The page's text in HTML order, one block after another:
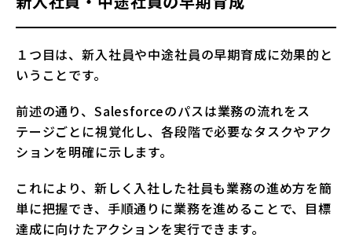
１つ目は、新入社員や中途社員の早期育成に効果的と
いうことです。
前述の通り、Salesforceのパスは業務の流れをス
テージごとに視覚化し、各段階で必要なタスクやアク
ションを明確に示します。
これにより、新しく入社した社員も業務の進め方を簡
単に把握でき、手順通りに業務を進めることで、目標
達成に向けたアクションを実行できます。